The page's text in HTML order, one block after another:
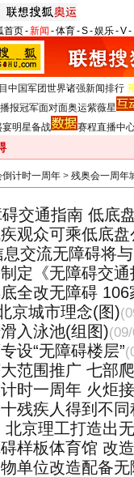
首页-新闻 -体育-S-娱乐-V-
中国军团世界诸强新闻排行
报冠军面对面奥运紫薇星
宴明星备战 赛程直播中
倒计时一周年 > 残奥会一周年
交通指南 低底
观众可乘低底
交流无障碍将
定《无障碍交通
全改无障碍
京城市理念(图)
入泳池(组图)
设“无障碍楼层”
范围推广 七部
时一周年 火炬
残疾人得到不
北京理工打造出
样板体育馆 改
单位改造配备